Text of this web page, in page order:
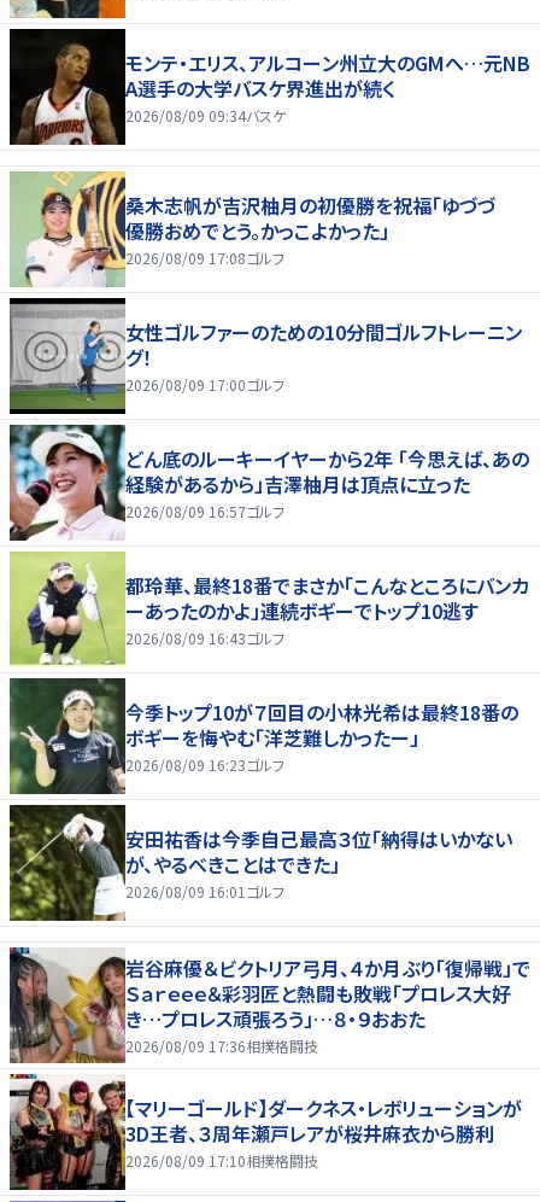
モンテ・エリス、アルコーン州立大のGMへ…元NB
A選手の大学バスケ界進出が続く
2026/08/09 09:34バスケ
桑木志帆が吉沢柚月の初優勝を祝福「ゆづづ
優勝おめでとう。かっこよかった」
2026/08/09 17:08ゴルフ
女性ゴルファーのための10分間ゴルフトレーニン
グ！
2026/08/09 17:00ゴルフ
どん底のルーキーイヤーから2年 「今思えば、あの
経験があるから」吉澤柚月は頂点に立った
2026/08/09 16:57ゴルフ
都玲華、最終18番でまさか「こんなところにバンカ
ーあったのかよ」連続ボギーでトップ10逃す
2026/08/09 16:43ゴルフ
今季トップ10が７回目の小林光希は最終18番の
ボギーを悔やむ「洋芝難しかったー」
2026/08/09 16:23ゴルフ
安田祐香は今季自己最高３位「納得はいかない
が、やるべきことはできた」
2026/08/09 16:01 ゴルフ
岩谷麻優＆ビクトリア弓月、４か月ぶり「復帰戦」で
Ｓａｒｅｅｅ＆彩羽匠と熱闘も敗戦「プロレス大好
き…プロレス頑張ろう」…８・９おおた
2026/08/09 17:36相撲格闘技
【マリーゴールド】ダークネス・レボリューションが
3D王者、３周年瀬戸レアが桜井麻衣から勝利
2026/08/09 17:10相撲格闘技